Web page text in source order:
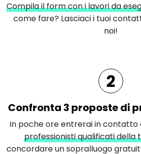
Compila il form con i lavori da
come fare? Lasciaci i tuoi
noi!
2
Confronta 3 proposte di
In poche ore entrerai in contatto
professionisti qualificati della
concordare un sopralluogo